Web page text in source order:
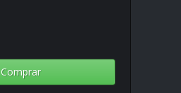
Comprar